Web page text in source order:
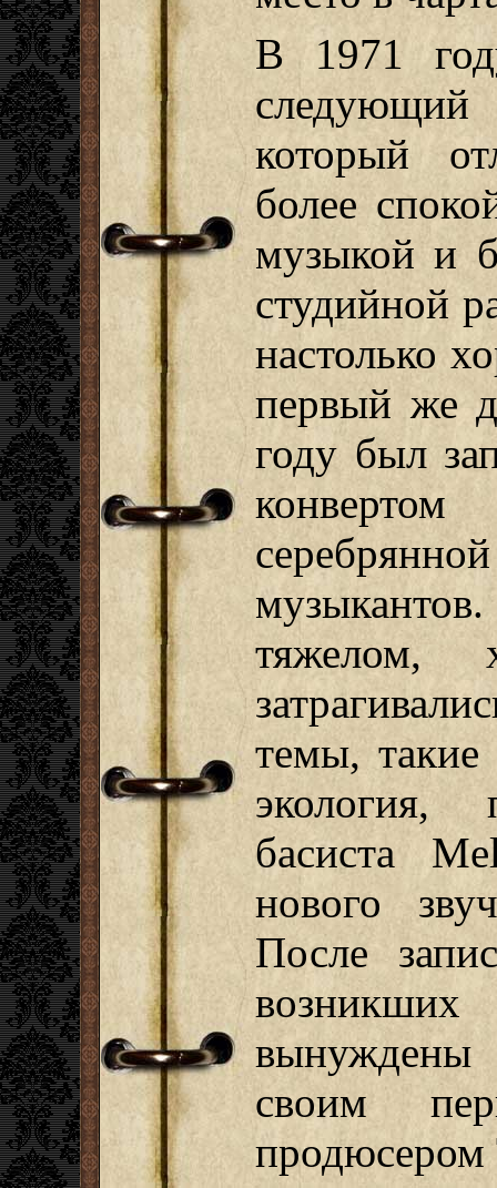
В 1971
который
более
музыкой и
студийной
настолько
первый же
году был
тяжелом,
темы, такие
экология,
басиста
нового
После
своим